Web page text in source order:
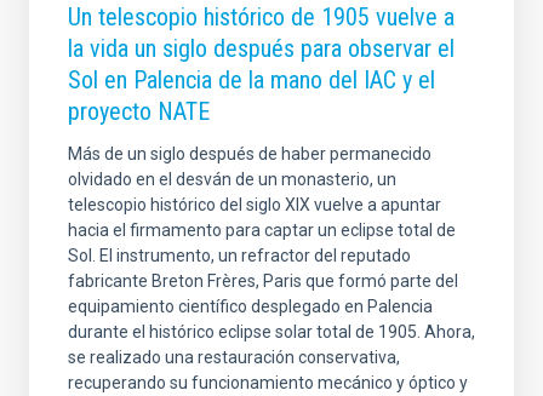
Un telescopio histórico de 1905 vuelve a
la vida un siglo después para observar el
Sol en Palencia de la mano del IAC y el
proyecto NATE
Más de un siglo después de haber permanecido
olvidado en el desván de un monasterio, un
telescopio histórico del siglo XIX vuelve a apuntar
hacia el firmamento para captar un eclipse total de
Sol. El instrumento, un refractor del reputado
fabricante Breton Frères, Paris que formó parte del
equipamiento científico desplegado en Palencia
durante el histórico eclipse solar total de 1905. Ahora,
se realizado una restauración conservativa,
recuperando su funcionamiento mecánico y óptico y